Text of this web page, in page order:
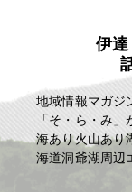
伊
地域情報マガジ
「そ・ら・み」
海あり火山あ
海道洞爺湖周辺